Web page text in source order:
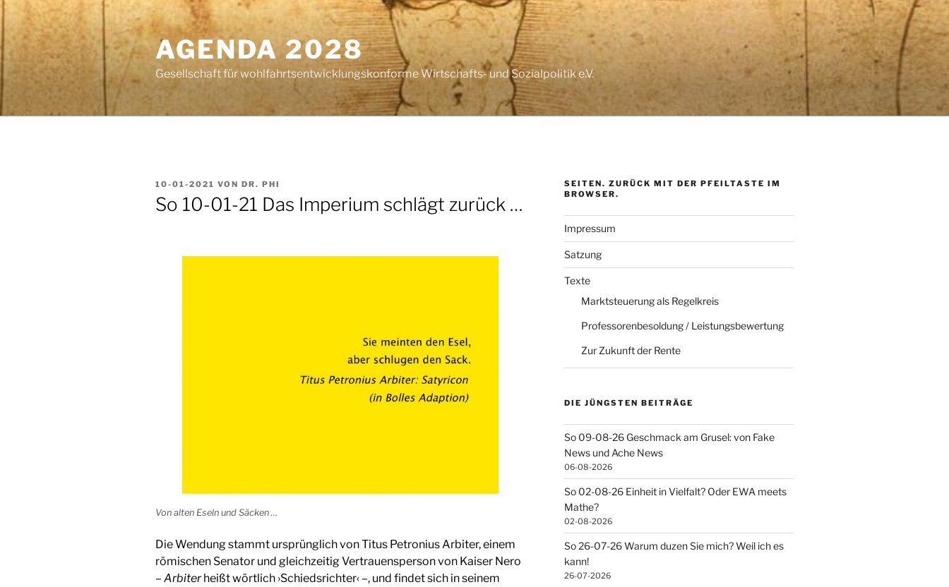
Zum
Inhalt
springen
AGENDA 2028
Gesellschaft für wohlfahrtsentwicklungskonforme Wirtschafts- und Sozialpolitik e.V.
VERÖFFENTLICHT
AM
10-01-2021 VON DR. PHI
So 10-01-21 Das Imperium schlägt zurück …
Von alten Eseln und Säcken …
Die Wendung stammt ursprünglich von Titus Petronius Arbiter, einem
römischen Senator und gleichzeitig Vertrauensperson von Kaiser Nero
– Arbiterheißt wörtlich ›Schiedsrichter‹ –, und findet sich in seinem
SEITEN. ZURÜCK MIT DER PFEILTASTE IM
BROWSER.
Impressum
Satzung
Texte
Marktsteuerung als Regelkreis
Professorenbesoldung / Leistungsbewertung
Zur Zukunft der Rente
DIE JÜNGSTEN BEITRÄGE
So 09-08-26 Geschmack am Grusel: von Fake
News und Ache News
06-08-2026
So 02-08-26 Einheit in Vielfalt? Oder EWA meets
Mathe?
02-08-2026
So 26-07-26 Warum duzen Sie mich? Weil ich es
kann!
26-07-2026